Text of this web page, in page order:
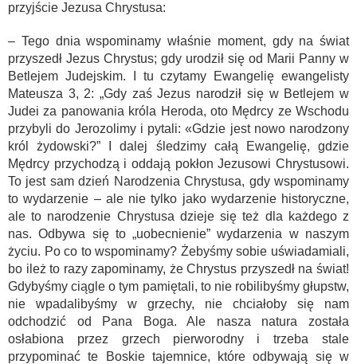
przyjście Jezusa Chrystusa:
– Tego dnia wspominamy właśnie moment, gdy na świat
przyszedł Jezus Chrystus; gdy urodził się od Marii Panny w
Betlejem Judejskim. I tu czytamy Ewangelię ewangelisty
Mateusza 3, 2: „Gdy zaś Jezus narodził się w Betlejem w
Judei za panowania króla Heroda, oto Mędrcy ze Wschodu
przybyli do Jerozolimy i pytali: «Gdzie jest nowo narodzony
król żydowski?” I dalej śledzimy całą Ewangelię, gdzie
Mędrcy przychodzą i oddają pokłon Jezusowi Chrystusowi.
To jest sam dzień Narodzenia Chrystusa, gdy wspominamy
to wydarzenie – ale nie tylko jako wydarzenie historyczne,
ale to narodzenie Chrystusa dzieje się też dla każdego z
nas. Odbywa się to „uobecnienie” wydarzenia w naszym
życiu. Po co to wspominamy? Żebyśmy sobie uświadamiali,
bo ileż to razy zapominamy, że Chrystus przyszedł na świat!
Gdybyśmy ciągle o tym pamiętali, to nie robilibyśmy głupstw,
nie wpadalibyśmy w grzechy, nie chciałoby się nam
odchodzić od Pana Boga. Ale nasza natura została
osłabiona przez grzech pierworodny i trzeba stale
przypominać te Boskie tajemnice, które odbywają się w